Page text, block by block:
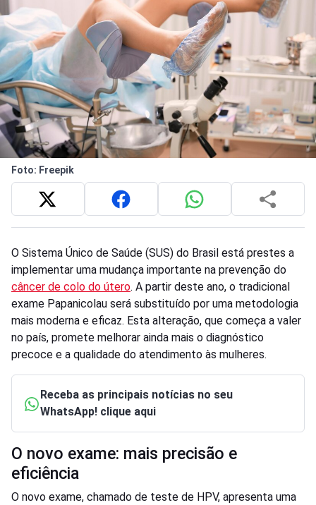
Foto: Freepik
O Sistema Único de Saúde (SUS) do Brasil está prestes a
implementar uma mudança importante na prevenção do
câncer de colo do útero. A partir deste ano, o tradicional
exame Papanicolau será substituído por uma metodologia
mais moderna e eficaz. Esta alteração, que começa a valer
no país, promete melhorar ainda mais o diagnóstico
precoce e a qualidade do atendimento às mulheres.
Receba as principais notícias no seu
WhatsApp! clique aqui
O novo exame: mais precisão e
eficiência
O novo exame, chamado de teste de HPV, apresenta uma